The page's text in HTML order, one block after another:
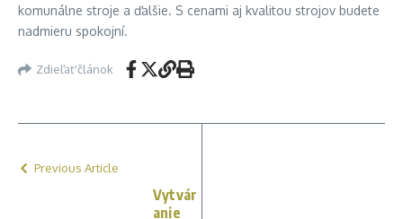
komunálne stroje a ďalšie. S cenami aj kvalitou strojov budete
nadmieru spokojní.
Zdieľať článok
Previous Article
Vytvár
anie